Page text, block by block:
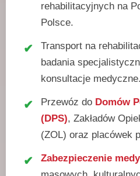
rehabilitacyjnych na
Polsce.
Transport na
badania
konsultacje medyczne.
Przewóz do Domów
(DPS), Zakładów
(ZOL) oraz placówek
Zabezpieczenie